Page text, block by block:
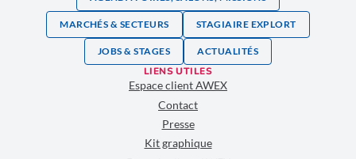
MARCHÉS & SECTEURS STAGIAIRE EXPLORT
JOBS & STAGES ACTUALITÉS
LIENS UTILES
Espace client AWEX
Contact
Presse
Kit graphique